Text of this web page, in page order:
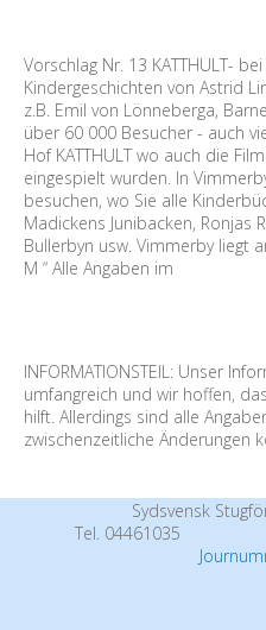
Vorschlag Nr. 13 KATTHULT-
Kindergeschichten von Astrid
z.B. Emil von Lönneberga,
über 60 000 Besucher - auch
Hof KATTHULT wo auch die
eingespielt wurden. In
besuchen, wo Sie alle
Madickens Junibacken, Ronjas
Bullerbyn usw. Vimmerby liegt
M “ Alle Angaben im
INFORMATIONSTEIL: Unser
umfangreich und wir hoffen,
hilft. Allerdings sind alle
zwischenzeitliche Änderungen
Sydsvensk
Tel. 04461035